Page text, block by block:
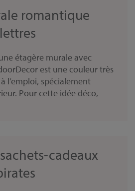
romantique
étagère murale avec
est une couleur très
l’emploi, spécialement
Pour cette idée déco,
cadeaux